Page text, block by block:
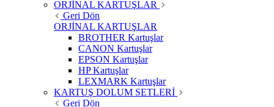
ORJİNAL KARTUŞLAR
Geri Dön
ORJİNAL KARTUŞLAR
BROTHER Kartuşlar
CANON Kartuşlar
EPSON Kartuşlar
HP Kartuşlar
LEXMARK Kartuşlar
KARTUŞ DOLUM SETLERİ
Geri Dön